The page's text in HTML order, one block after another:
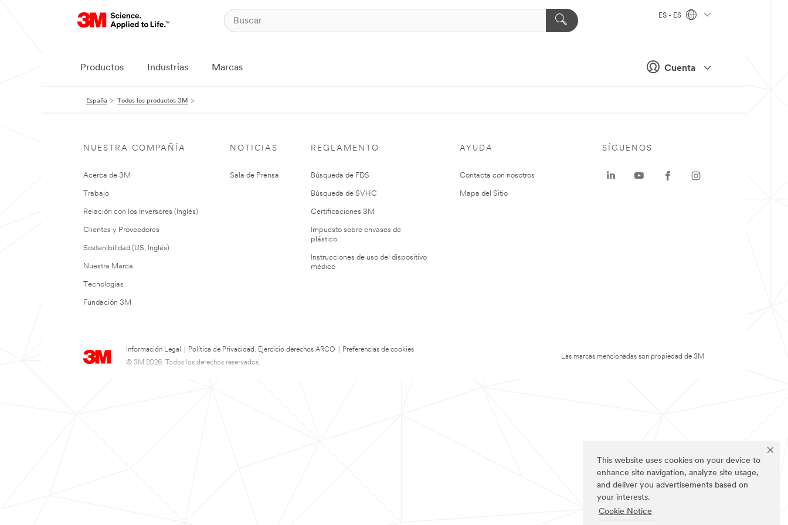
This website uses cookies on your device to
enhance site navigation, analyze site usage,
and deliver you advertisements based on
your interests.
Cookie Notice
Cuenta
ES - ES
Productos Industrias Marcas
España Todos los productos 3M
NUESTRA COMPAÑÍA
Acerca de 3M
Trabajo
Relación con los Inversores (Inglés)
Clientes y Proveedores
Sostenibilidad (US, Inglés)
Nuestra Marca
Tecnologías
Fundación 3M
NOTICIAS
Sala de Prensa
REGLAMENTO
Búsqueda de FDS
Búsqueda de SVHC
Certificaciones 3M
Impuesto sobre envases de
plástico
Instrucciones de uso del dispositivo
médico
AYUDA
Contacta con nosotros
Mapa del Sitio
Información Legal Política de Privacidad. Ejercicio derechos ARCO
Preferencias de cookies
© 3M 2026. Todos los derechos reservados.
SÍGUENOS
Las marcas mencionadas son propiedad de 3M